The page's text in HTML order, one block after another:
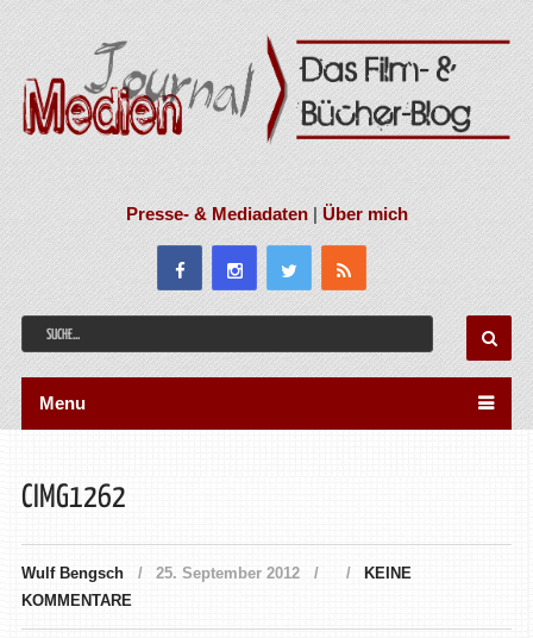
Presse- & Mediadaten|Über mich
Menu
CIMG1262
Wulf Bengsch 25. September 2012
KEINE
KOMMENTARE